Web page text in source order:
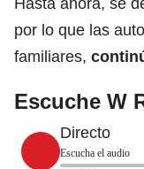
por lo que las
familiares,
Escuche W
Directo
Escucha el audio